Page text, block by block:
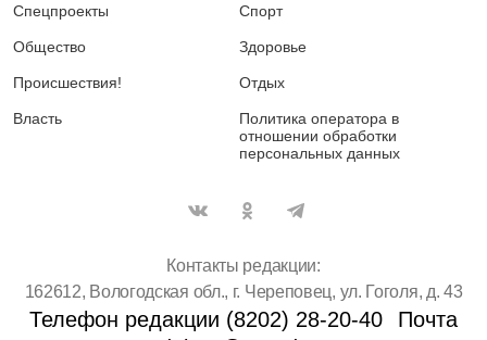
Спецпроекты
Общество
Происшествия!
Власть
Спорт
Здоровье
Отдых
Политика оператора в
отношении обработки
персональных данных
Контакты редакции:
162612, Вологодская обл., г. Череповец, ул. Гоголя, д. 43
Телефон редакции (8202) 28-20-40
Почта